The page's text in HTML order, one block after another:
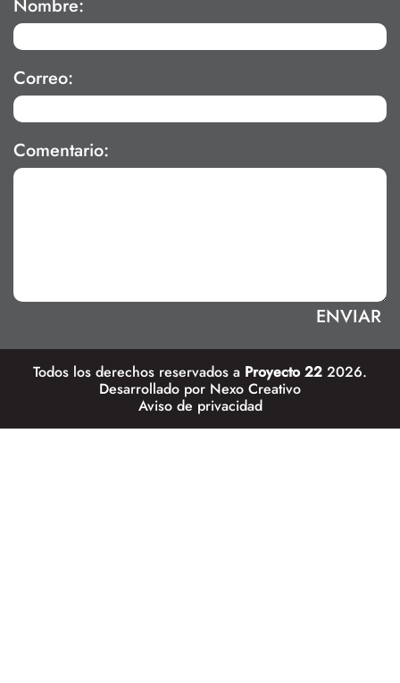
Nombre:
Correo:
Comentario:
Todos los derechos reservados a Proyecto 22 2026.
Desarrollado por Nexo Creativo
Aviso de privacidad